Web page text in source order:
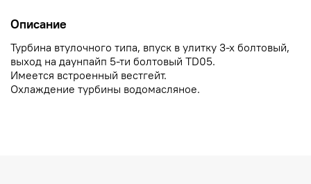
Описание
Турбина втулочного типа, впуск в улитку 3-х болтовый,
выход на даунпайп 5-ти болтовый TD05.
Имеется встроенный вестгейт.
Охлаждение турбины водомасляное.